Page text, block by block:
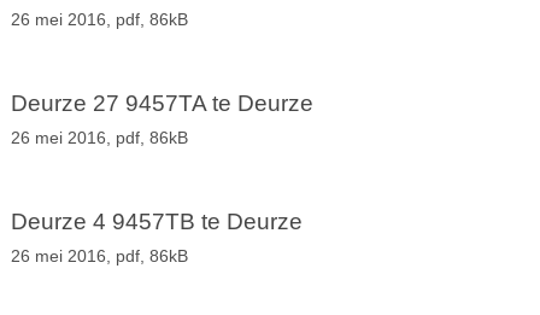
26 mei 2016, pdf, 86kB
Deurze 27 9457TA te Deurze
26 mei 2016, pdf, 86kB
Deurze 4 9457TB te Deurze
26 mei 2016, pdf, 86kB